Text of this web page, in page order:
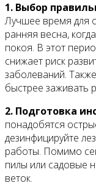
1. Выбор
Лучшее время для
ранняя весна,
покоя. В этот
снижает риск
заболеваний.
быстрее заживать
2. Подготовка
понадобятся
дезинфицируйте
работы. Помимо
пилы или садовые
веток.